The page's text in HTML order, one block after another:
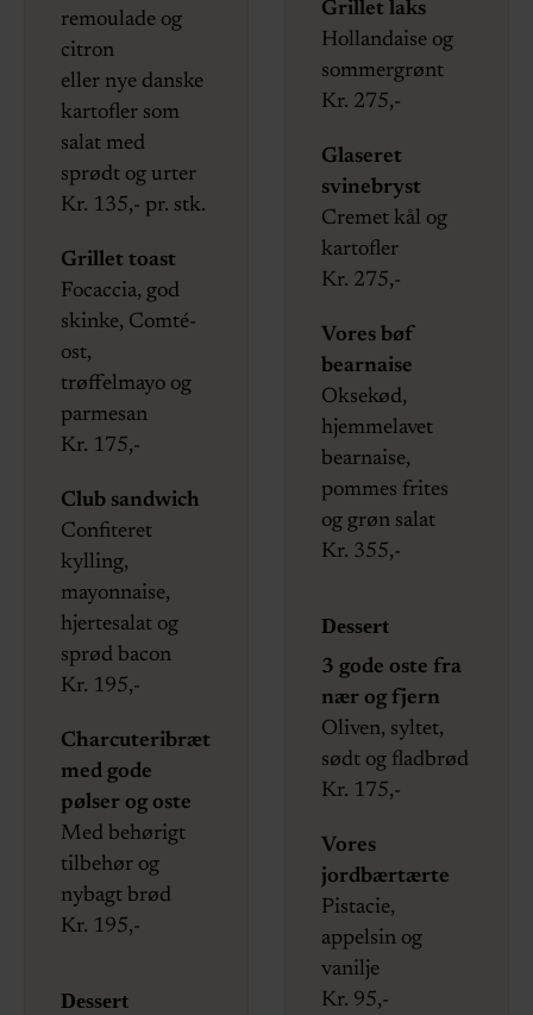
remoulade og
citron
eller nye danske
kartofler som
salat med
sprødt og urter
Kr. 135,- pr. stk.
Grillet toast
Focaccia, god
skinke, Comté-
ost,
trøffelmayo og
parmesan
Kr. 175,-
Club sandwich
Confiteret
kylling,
mayonnaise,
hjertesalat og
sprød bacon
Kr. 195,-
Charcuteribræt
med gode
pølser og oste
Med behørigt
tilbehør og
nybagt brød
Kr. 195,-
Dessert
Grillet laks
Hollandaise og
sommergrønt
Kr. 275,-
Glaseret
svinebryst
Cremet kål og
kartofler
Kr. 275,-
Vores bøf
bearnaise
Oksekød,
hjemmelavet
bearnaise,
pommes frites
og grøn salat
Kr. 355,-
Dessert
3 gode oste fra
nær og fjern
Oliven, syltet,
sødt og fladbrød
Kr. 175,-
Vores
jordbærtærte
Pistacie,
appelsin og
vanilje
Kr. 95,-